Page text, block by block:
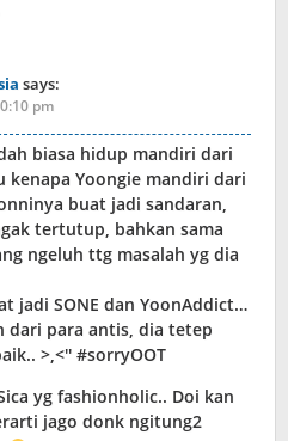
says:
pm
biasa hidup mandiri dari
kenapa Yoongie mandiri dari
buat jadi sandaran,
tertutup, bahkan sama
ngeluh ttg masalah yg dia
jadi SONE dan YoonAddict…
dari para antis, dia tetep
>,<'' #sorryOOT
yg fashionholic.. Doi kan
jago donk ngitung2